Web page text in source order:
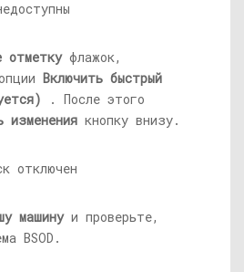
отметкуфлажок,
Включить быстрый
. После этого
изменения кнопку внизу.
машинуи проверьте,
BSOD.